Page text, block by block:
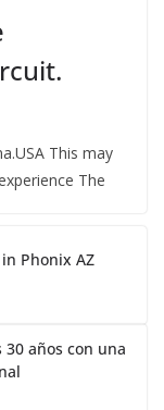
This may
The
Phonix AZ
30 años con una